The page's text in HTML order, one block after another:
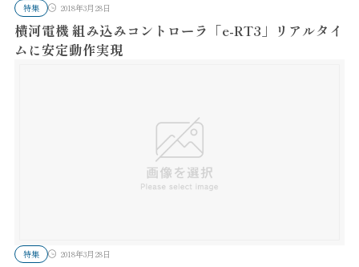
特集 2018年3月28日
横河電機 組み込みコントローラ「e-RT3」リアルタイ
ムに安定動作実現
特集 2018年3月28日